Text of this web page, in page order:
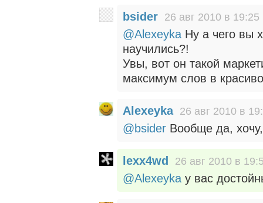
bsider 26 авг 2010 в 19:25
@Alexeyka Ну а чего вы
научились?!
Увы, вот он такой
максимум слов в
Alexeyka 26 авг 2010 в
@bsider Вообще да,
lexx4wd 26 авг 2010 в
@Alexeyka у вас